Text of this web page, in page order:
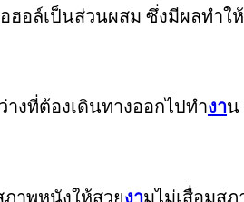
อล์เป็นส่วนผสม ซึ่งมีผลทำ
งที่ต้องเดินทางออกไปทำงาน